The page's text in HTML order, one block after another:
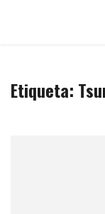
Etiqueta: